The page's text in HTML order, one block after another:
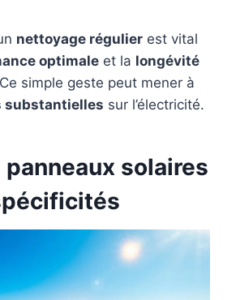
nettoyage régulier est vital
optimale et la longévité
simple geste peut mener à
substantielles sur l’électricité.
panneaux solaires